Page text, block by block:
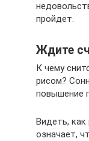
пройдет.
Ждите
К чему
рисом?
повышение
Видеть, как
означает,